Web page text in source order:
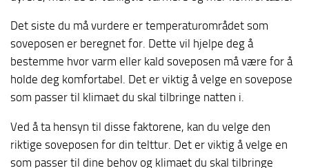
Det siste du må vurdere er temperaturområdet som
soveposen er beregnet for. Dette vil hjelpe deg å
bestemme hvor varm eller kald soveposen må være for å
holde deg komfortabel. Det er viktig å velge en sovepose
som passer til klimaet du skal tilbringe natten i.
Ved å ta hensyn til disse faktorene, kan du velge den
riktige soveposen for din telttur. Det er viktig å velge en
som passer til dine behov og klimaet du skal tilbringe